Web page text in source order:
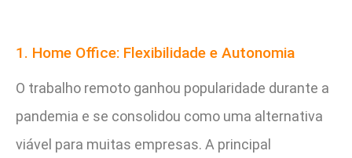
1. Home Office: Flexibilidade e Autonomia
O trabalho remoto ganhou popularidade durante a
pandemia e se consolidou como uma alternativa
viável para muitas empresas. A principal